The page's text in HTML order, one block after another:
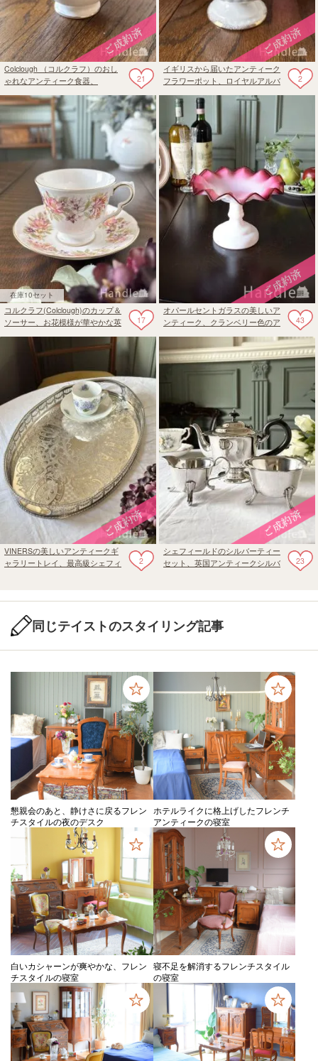
21
Colclough （コルクラフ）のおし
ゃれなアンティーク食器、
WAYSIDEのミルクポット
2
イギリスから届いたアンティーク
フラワーポット、ロイヤルアルバ
ート社オールドカントリーローズ
のフラワーポット
在庫10セット
17
コルクラフ(Colclough)のカップ＆
ソーサー、お花模様が華やかな英
43
オパールセントガラスの美しいア
ンティーク、クランベリー色のア
2
VINERSの美しいアンティークギ
ャラリートレイ、最高級シェフィ
23
シェフィールドのシルバーティー
セット、英国アンティークシルバ
同じテイストのスタイリング記事
懇親会のあと、静けさに戻るフレン
チスタイルの夜のデスク
ホテルライクに格上げしたフレンチ
アンティークの寝室
白いカシャーンが爽やかな、フレン
チスタイルの寝室
寝不足を解消するフレンチスタイル
の寝室